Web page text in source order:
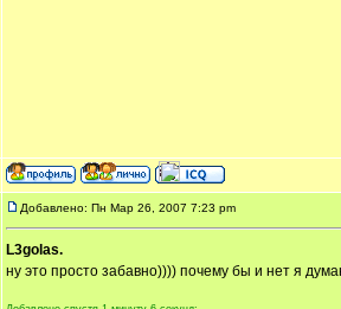
Добавлено: Пн Мар 26, 2007 7:23 pm
L3golas.
ну это просто забавно)))) почему бы и нет я